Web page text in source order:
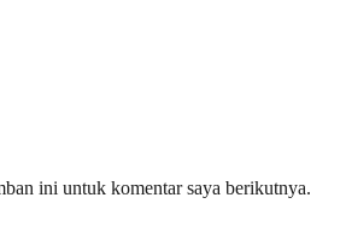
ini untuk komentar saya berikutnya.